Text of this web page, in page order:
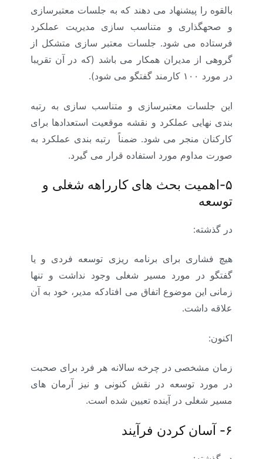
بالقوه را پیشنهاد می دهند که به جلسات معتبرسازی
و صحهگذاری و متناسب سازی مدیریت عملکرد
فرستاده می شود. جلسات معتبر سازی متشکل از
گروهی از مدیران همکار می باشد (که در آن تقریبا
در مورد ۱۰۰ کارمند گفتگو می شود).
این جلسات معتبرسازی و متناسب سازی به رتبه
بندی نهایی عملکرد و نقشه موقعیت استعدادها برای
کارکنان منجر می شود. ضمناً رتبه بندی عملکرد به
صورت مداوم مورد استفاده قرار می گیرد.
۵-اهمیت بحث های کارراهه شغلی و
توسعه
در گذشته:
هیچ فشاری برای برنامه ریزی توسعه فردی و یا
گفتگو در مورد مسیر شغلی وجود نداشت و تنها
زمانی این موضوع اتفاق می افتادکه مدیر، خود به آن
علاقه داشت.
اکنون:
زمان مشخصی در چرخه سالانه هر فرد برای صحبت
در مورد توسعه در نقش کنونی و نیز آرمان های
مسیر شغلی در آینده تعیین شده است.
۶- آسان کردن فرآیند